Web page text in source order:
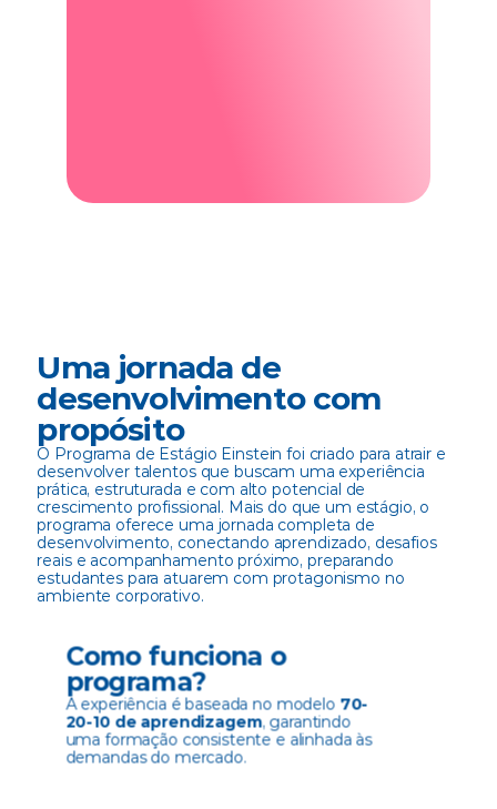
Uma jornada de
desenvolvimento com
propósito
O Programa de Estágio Einstein foi criado para atrair e
desenvolver talentos que buscam uma experiência
prática, estruturada e com alto potencial de
crescimento profissional. Mais do que um estágio, o
programa oferece uma jornada completa de
desenvolvimento, conectando aprendizado, desafios
reais e acompanhamento próximo, preparando
estudantes para atuarem com protagonismo no
ambiente corporativo.
Como funciona o
programa?
A experiência é baseada no modelo 70-
20-10 de aprendizagem, garantindo
uma formação consistente e alinhada às
demandas do mercado.